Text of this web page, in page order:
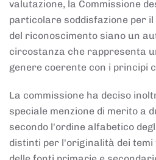
valutazione, la Commissione
particolare soddisfazione per
del riconoscimento siano un
circostanza che rappresenta
genere coerente con i principi
La commissione ha deciso
speciale menzione di merito a
secondo l'ordine alfabetico
distinti per l'originalità dei